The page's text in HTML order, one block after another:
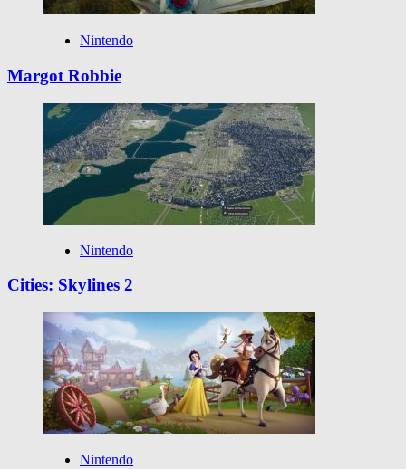
Nintendo
Margot Robbie
Nintendo
Cities: Skylines 2
Nintendo